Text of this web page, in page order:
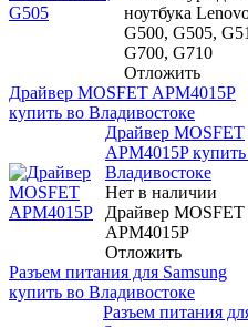
ноутбука
G500, G505,
G700, G710
Отложить
Драйвер MOSFET APM4015P
купить во Владивостоке
Драйвер MOSFET
APM4015P
Владивостоке
Нет в наличии
Драйвер MOSFET
APM4015P
Отложить
Разъем питания для Samsung
купить во Владивостоке
Разъем питания